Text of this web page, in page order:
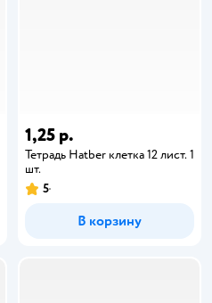
1,25 р.
Тетрадь Hatber клетка 12 лист. 1
шт.
5
В корзину